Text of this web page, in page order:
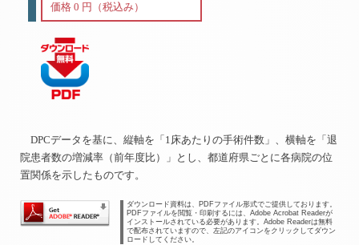
価格 0 円（税込み）
DPCデータを基に、縦軸を「1床あたりの手術件数」、横軸を「退
院患者数の増減率（前年度比）」とし、都道府県ごとに各病院の位
置関係を示したものです。
ダウンロード資料は、PDFファイル形式でご提供しております。
PDFファイルを閲覧・印刷するには、Adobe Acrobat Readerが
インストールされている必要があります。Adobe Readerは無料
で配布されていますので、左記のアイコンをクリックしてダウン
ロードしてください。